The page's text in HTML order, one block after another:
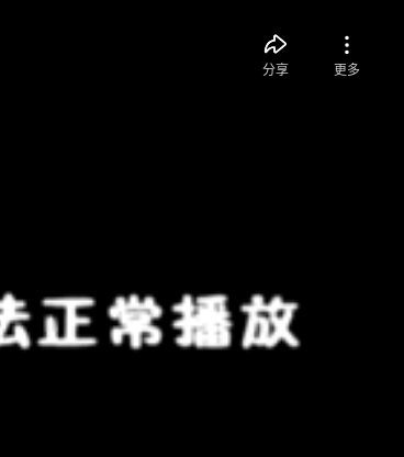
分享 更多